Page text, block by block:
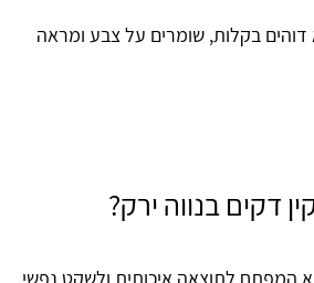
דוהים בקלות, שומרים על צבע ומראה
דקים בנווה ירק?